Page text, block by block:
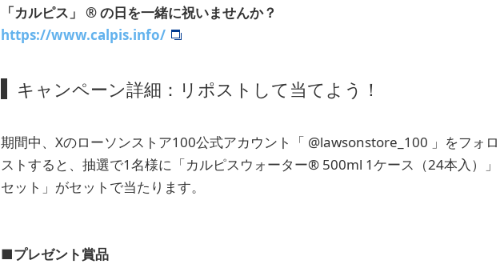
「カルピス」 ®の日を一緒に祝いませんか？
https://www.calpis.info/
キャンペーン詳細：リポストして当てよう！
期間中、Xのローソンストア100公式アカウント「 @lawsonstore_100 」をフォ
ストすると、抽選で1名様に「カルピスウォーター® 500ml 1ケース（24本入）
セット」がセットで当たります。
■プレゼント賞品